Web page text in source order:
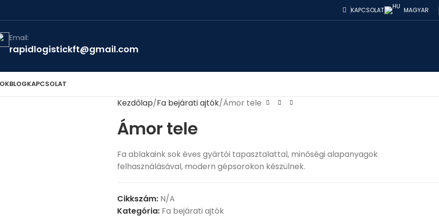
KAPCSOLAT MAGYAR
Email:
rapidlogistickft@gmail.com
BLOGKAPCSOLAT
Kezdőlap Fa bejárati ajtók Ámor tele
Ámor tele
Fa ablakaink sok éves gyártói tapasztalattal, minőségi alapanyagok
felhasználásával, modern gépsorokon készülnek.
Cikkszám: N/A
Kategória: Fa bejárati ajtók